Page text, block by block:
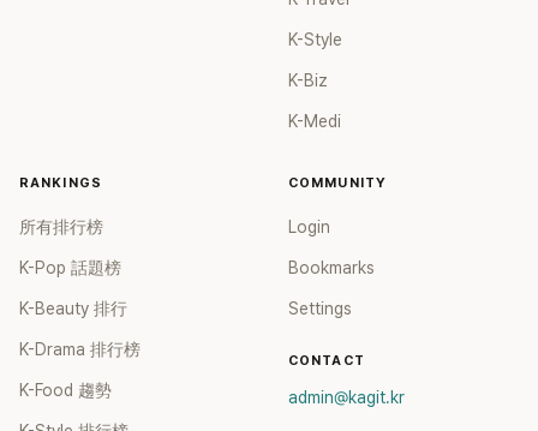
K-Style
K-Biz
K-Medi
RANKINGS
所有排行榜
K-Pop 話題榜
K-Beauty 排行
K-Drama 排行榜
K-Food 趨勢
COMMUNITY
Login
Bookmarks
Settings
CONTACT
admin@kagit.kr